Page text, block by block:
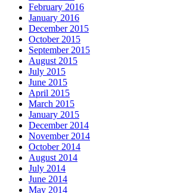
February 2016
January 2016
December 2015
October 2015
September 2015
August 2015
July 2015
June 2015
April 2015
March 2015
January 2015
December 2014
November 2014
October 2014
August 2014
July 2014
June 2014
May 2014